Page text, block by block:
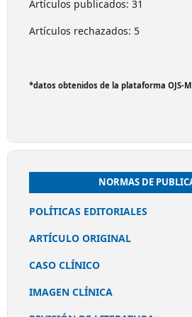
Artículos publicados: 31
Artículos rechazados: 5
*datos obtenidos de la plataforma OJS-
NORMAS DE
POLÍTICAS EDITORIALES
ARTÍCULO ORIGINAL
CASO CLÍNICO
IMAGEN CLÍNICA